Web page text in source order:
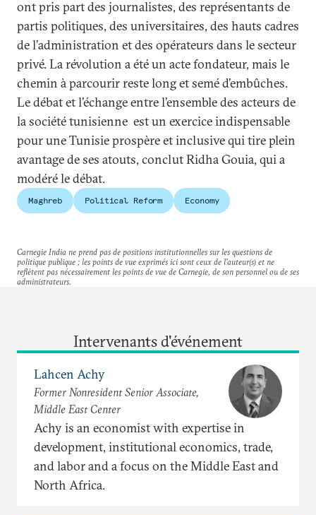
ont pris part des journalistes, des représentants de
partis politiques, des universitaires, des hauts cadres
de l’administration et des opérateurs dans le secteur
privé. La révolution a été un acte fondateur, mais le
chemin à parcourir reste long et semé d’embûches.
Le débat et l’échange entre l’ensemble des acteurs de
la société tunisienne est un exercice indispensable
pour une Tunisie prospère et inclusive qui tire plein
avantage de ses atouts, conclut Ridha Gouia, qui a
modéré le débat.
Maghreb Political Reform Economy
Carnegie India ne prend pas de positions institutionnelles sur les questions de
politique publique ; les points de vue exprimés ici sont ceux de l'auteur(s) et ne
reflètent pas nécessairement les points de vue de Carnegie, de son personnel ou de ses
administrateurs.
Intervenants d'événement
Lahcen Achy
Former Nonresident Senior Associate,
Middle East Center
Achy is an economist with expertise in
development, institutional economics, trade,
and labor and a focus on the Middle East and
North Africa.